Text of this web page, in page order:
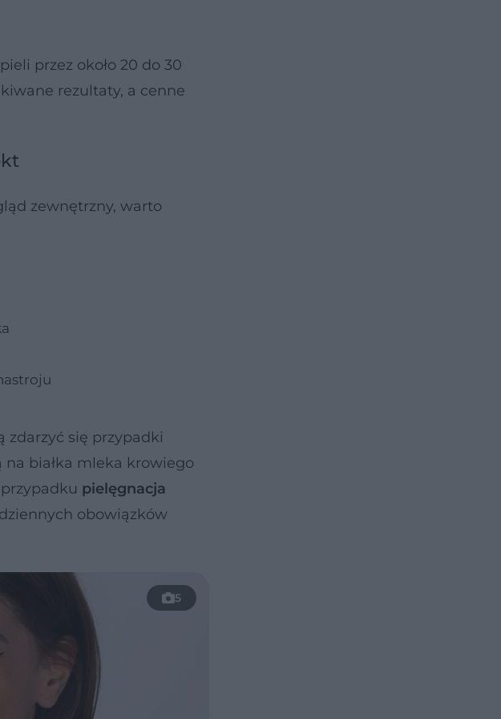
przez około 20 do 30
rezultaty, a cenne
zewnętrzny, warto
zdarzyć się przypadki
na białka mleka krowiego
pielęgnacja
obowiązków
5